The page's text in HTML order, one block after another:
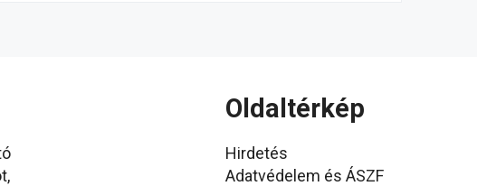
Oldaltérkép
Hirdetés
Adatvédelem és ÁSZF